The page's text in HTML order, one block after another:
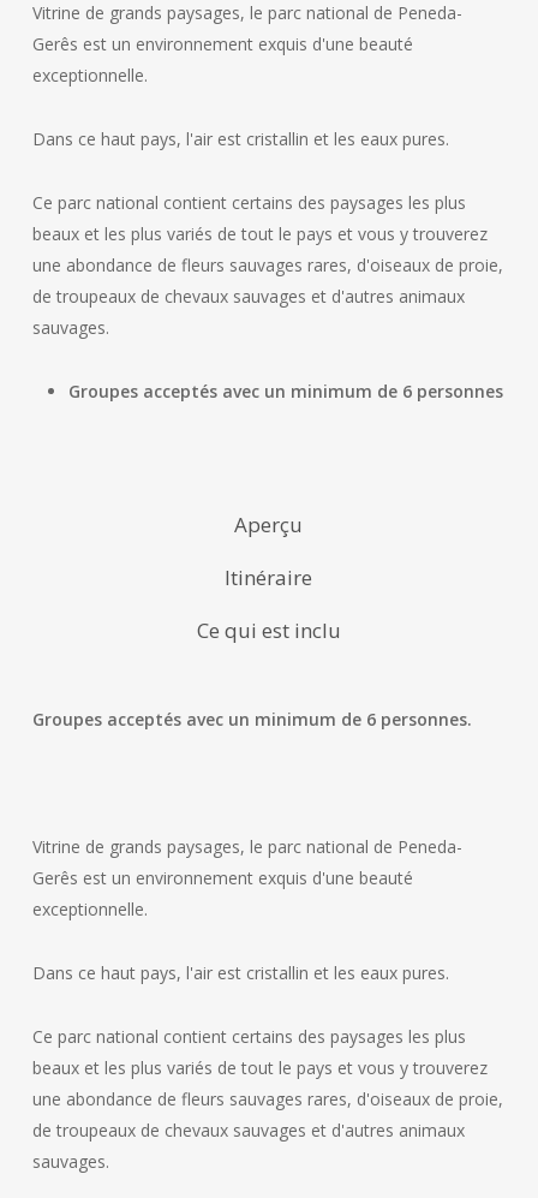
Vitrine de grands paysages, le parc national de Peneda-
Gerês est un environnement exquis d'une beauté
exceptionnelle.
Dans ce haut pays, l'air est cristallin et les eaux pures.
Ce parc national contient certains des paysages les plus
beaux et les plus variés de tout le pays et vous y trouverez
une abondance de fleurs sauvages rares, d'oiseaux de proie,
de troupeaux de chevaux sauvages et d'autres animaux
sauvages.
Groupes acceptés avec un minimum de 6 personnes
Aperçu
Itinéraire
Ce qui est inclu
Groupes acceptés avec un minimum de 6 personnes.
Vitrine de grands paysages, le parc national de Peneda-
Gerês est un environnement exquis d'une beauté
exceptionnelle.
Dans ce haut pays, l'air est cristallin et les eaux pures.
Ce parc national contient certains des paysages les plus
beaux et les plus variés de tout le pays et vous y trouverez
une abondance de fleurs sauvages rares, d'oiseaux de proie,
de troupeaux de chevaux sauvages et d'autres animaux
sauvages.